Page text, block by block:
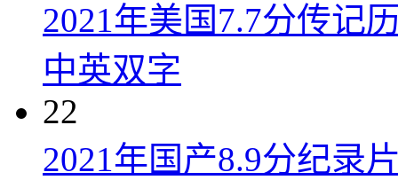
2021年美国7.7分传记
中英双字
22
2021年国产8.9分纪录